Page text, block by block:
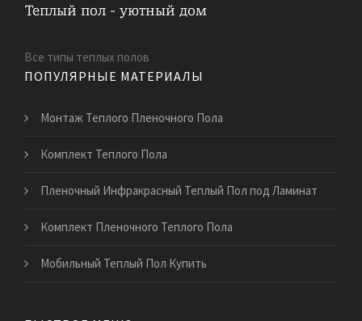
Все типы теплых полов
ПОПУЛЯРНЫЕ МАТЕРИАЛЫ
Монтаж Теплого Пленочного Пола
Комплект Теплого Пола
Пленочный Инфракрасный Теплый Пол под Ламинат
Комплект Пленочного Теплого Пола
Мобильный Теплый Пол Купить